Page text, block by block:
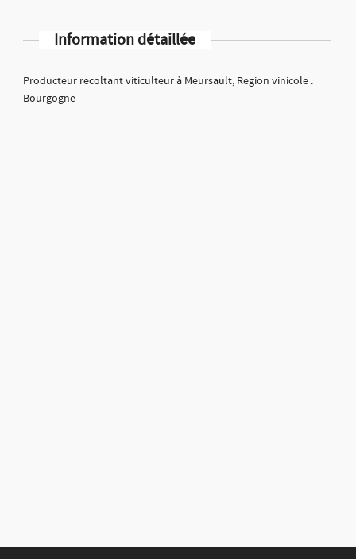
Information détaillée
Producteur recoltant viticulteur à Meursault, Region vinicole :
Bourgogne